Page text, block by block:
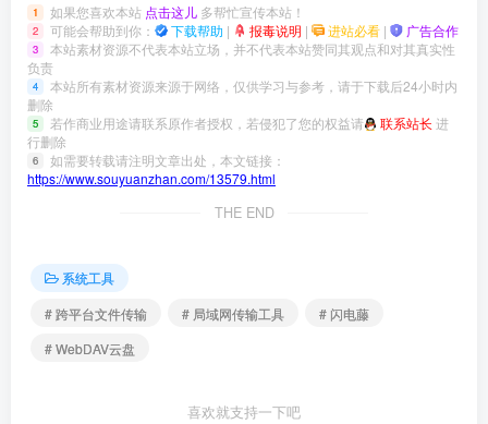
1 如果您喜欢本站 点击这儿 多帮忙宣传本站！
2 可能会帮助到你： 下载帮助 | 报毒说明 | 进站必看 | 广告合作
3
本站素材资源不代表本站立场，并不代表本站赞同其观点和对其真实性
负责
4
本站所有素材资源来源于网络，仅供学习与参考，请于下载后24小时内
删除
5 若作商业用途请联系原作者授权，若侵犯了您的权益请 联系站长 进
行删除
6
如需要转载请注明文章出处，本文链接：
https://www.souyuanzhan.com/13579.html
THE END
系统工具
# 跨平台文件传输
# 局域网传输工具
# 闪电藤
# WebDAV云盘
喜欢就支持一下吧